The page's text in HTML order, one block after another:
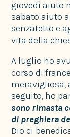
giovedì aiuto
sabato aiuto
senzatetto e
vita della
A luglio ho
corso di
meravigliosa,
seguito, ho
sono rimasta
di preghiera
Dio ci